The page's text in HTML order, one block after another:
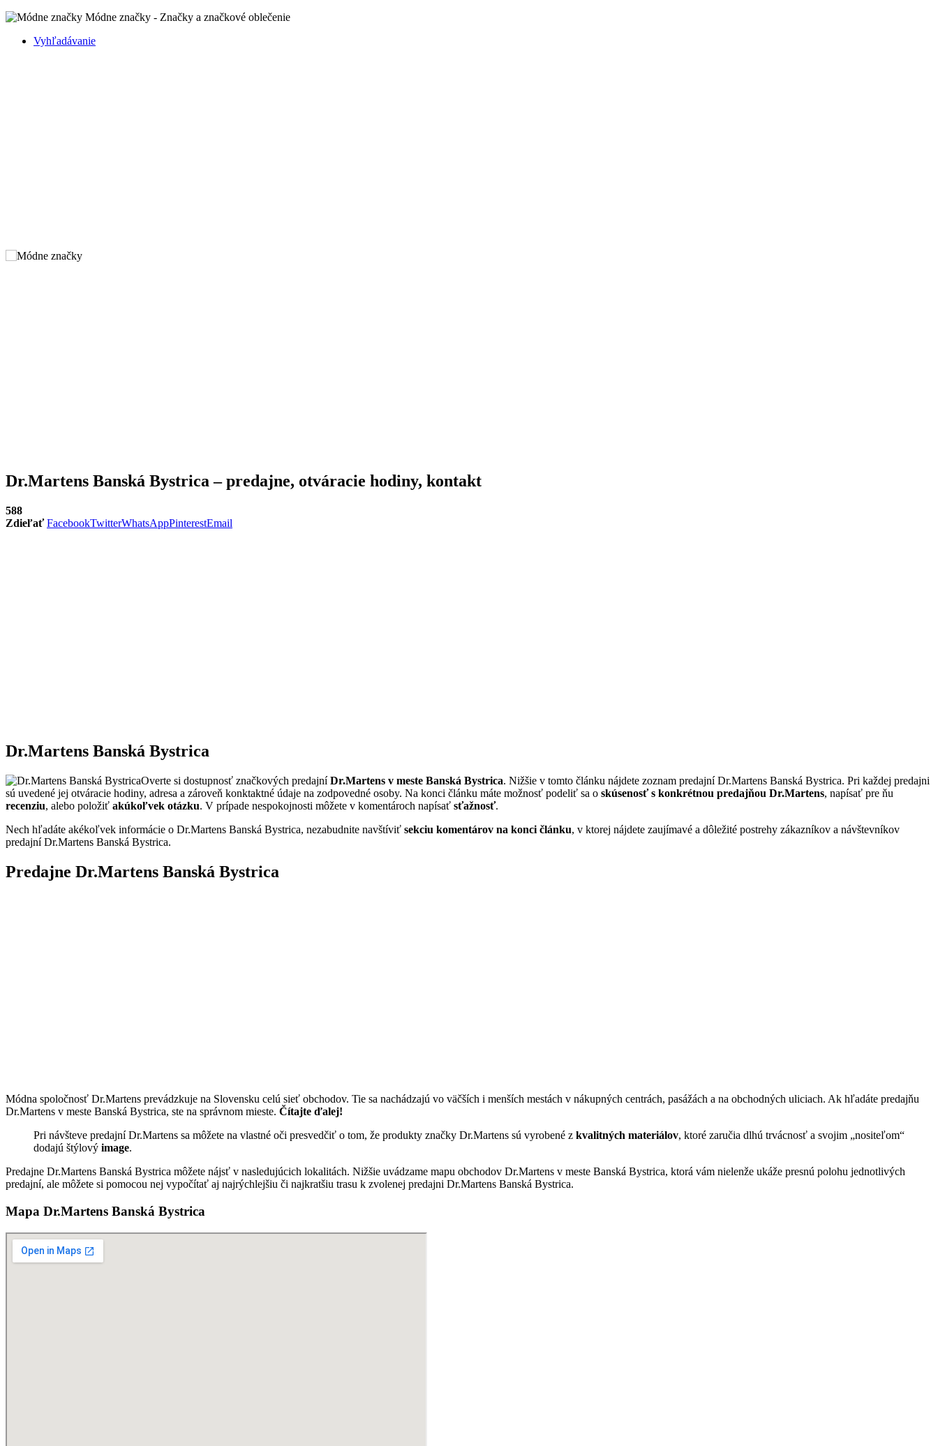
Módne značky - Značky a značkové oblečenie
Vyhľadávanie
Dr.Martens Banská Bystrica – predajne, otváracie hodiny, kontakt
588
Zdieľať FacebookTwitterWhatsAppPinterestEmail
Dr.Martens Banská Bystrica
Overte si dostupnosť značkových predajníDr.Martens v meste Banská Bystrica. Nižšie v tomto článku nájdete zoznam predajní Dr.Martens Banská Bystrica. Pri každej predajni
sú uvedené jej otváracie hodiny, adresa a zároveň konktaktné údaje na zodpovedné osoby. Na konci článku máte možnosť podeliť sa o skúsenosť s konkrétnou predajňou Dr.Martens, napísať pre ňu
recenziu, alebo položiť akúkoľvek otázku. V prípade nespokojnosti môžete v komentároch napísať sťažnosť.
Nech hľadáte akékoľvek informácie o Dr.Martens Banská Bystrica, nezabudnite navštíviť sekciu komentárov na konci článku, v ktorej nájdete zaujímavé a dôležité postrehy zákazníkov a návštevníkov
predajní Dr.Martens Banská Bystrica.
Predajne Dr.Martens Banská Bystrica
Módna spoločnosť Dr.Martens prevádzkuje na Slovensku celú sieť obchodov. Tie sa nachádzajú vo väčších i menších mestách v nákupných centrách, pasážách a na obchodných uliciach. Ak hľadáte predajňu
Dr.Martens v meste Banská Bystrica, ste na správnom mieste. Čítajte ďalej!
Pri návšteve predajní Dr.Martens sa môžete na vlastné oči presvedčiť o tom, že produkty značky Dr.Martens sú vyrobené z kvalitných materiálov, ktoré zaručia dlhú trvácnosť a svojim „nositeľom“
dodajú štýlový image.
Predajne Dr.Martens Banská Bystrica môžete nájsť v nasledujúcich lokalitách. Nižšie uvádzame mapu obchodov Dr.Martens v meste Banská Bystrica, ktorá vám nielenže ukáže presnú polohu jednotlivých
predajní, ale môžete si pomocou nej vypočítať aj najrýchlejšiu či najkratšiu trasu k zvolenej predajni Dr.Martens Banská Bystrica.
Mapa Dr.Martens Banská Bystrica